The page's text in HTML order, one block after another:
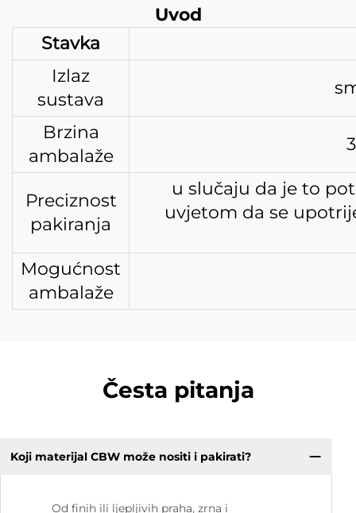
Uvod
Stavka
Izlaz
sustava
Brzina
ambalaže
Preciznost
pakiranja
u slučaju da je to
uvjetom da se
Mogućnost
ambalaže
Česta pitanja
Koji materijal CBW može nositi i pakirati?
Od finih ili ljepljivih praha, zrna i